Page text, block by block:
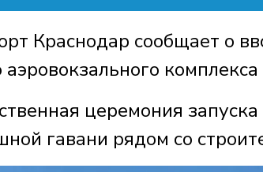
Краснодар сообщает о
аэровокзального
церемония
гавани рядом со